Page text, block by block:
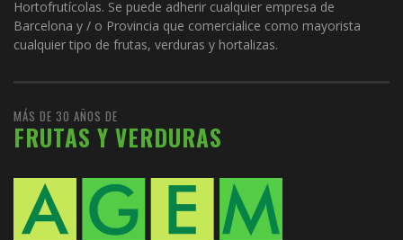
Hortofrutícolas. Se puede adherir cualquier empresa de
Barcelona y / o Provincia que comercialice como mayorista
cualquier tipo de frutas, verduras y hortalizas.
MÁS DE 30 AÑOS DE
FRUTAS Y VERDURAS